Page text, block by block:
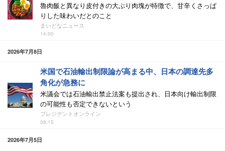
魯肉飯と異なり皮付きの大ぶり肉塊が特徴で、甘辛くさっぱ
りした味わいだとのこと
まいどなニュース
14:00
2026年7月8日
米国で石油輸出制限論が高まる中、日本の調達先多
角化が急務に
米議会では石油輸出禁止法案も提出され、日本向け輸出制限
の可能性も否定できないという
プレジデントオンライン
06:15
2026年7月5日